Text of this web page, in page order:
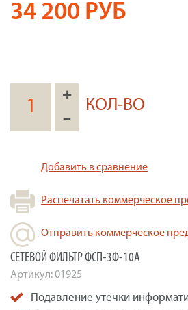
34 200 РУБ
+
–
КОЛ-ВО
Добавить в сравнение
Распечатать коммерческое
Отправить коммерческое
СЕТЕВОЙ ФИЛЬТР ФСП-3Ф-10А
Артикул:01925
Подавление утечки